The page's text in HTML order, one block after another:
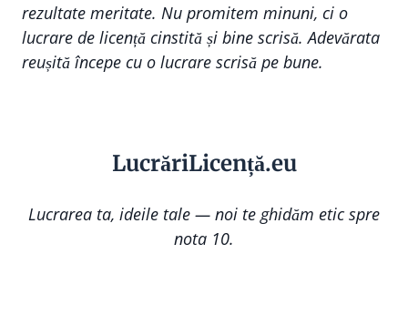
rezultate meritate. Nu promitem minuni, ci o
lucrare de licență cinstită și bine scrisă. Adevărata
reușită începe cu o lucrare scrisă pe bune.
LucrăriLicență.eu
Lucrarea ta, ideile tale — noi te ghidăm etic spre
nota 10.